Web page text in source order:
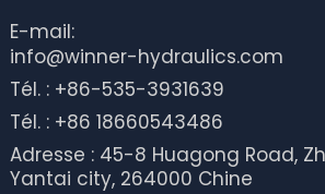
E-mail:
info@winner-hydraulics.com
Tél. : +86-535-3931639
Tél. : +86 18660543486
Adresse : 45-8 Huagong Road,
Yantai city, 264000 Chine